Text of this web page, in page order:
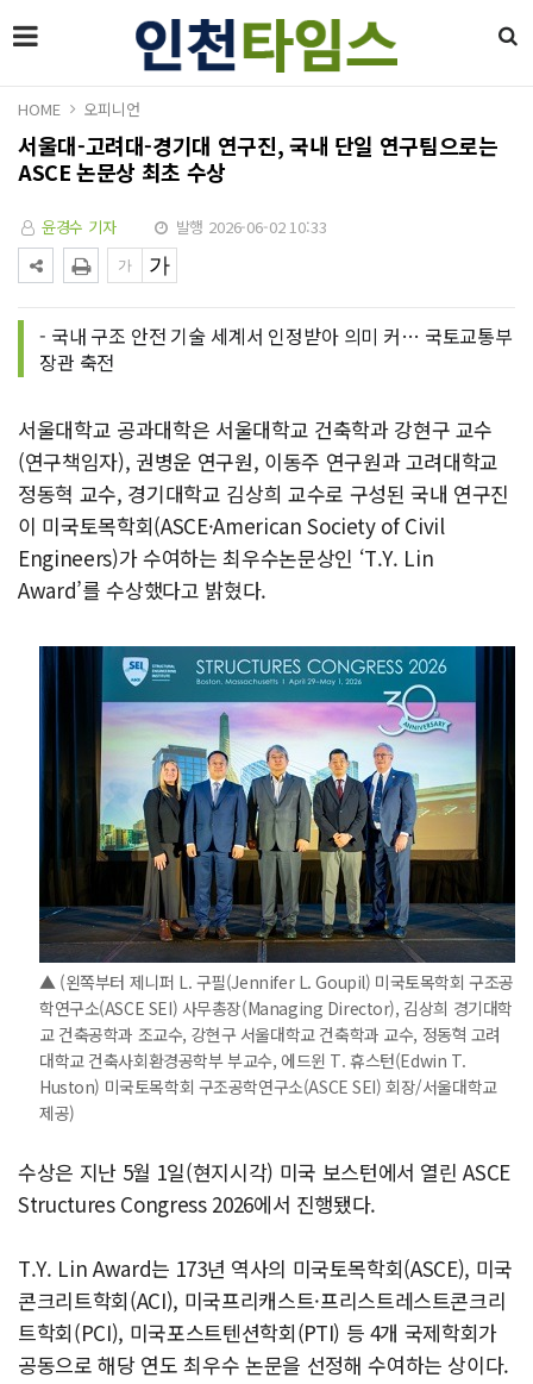
HOME 오피니언
서울대-고려대-경기대 연구진, 국내 단일 연구팀으로는
ASCE 논문상 최초 수상
윤경수 기자 발행 2026-06-02 10:33
- 국내 구조 안전 기술 세계서 인정받아 의미 커… 국토교통부
장관 축전
서울대학교 공과대학은 서울대학교 건축학과 강현구 교수
(연구책임자), 권병운 연구원, 이동주 연구원과 고려대학교
정동혁 교수, 경기대학교 김상희 교수로 구성된 국내 연구진
이 미국토목학회(ASCE·American Society of Civil
Engineers)가 수여하는 최우수논문상인 ‘T.Y. Lin
Award’를 수상했다고 밝혔다.
▲ (왼쪽부터 제니퍼 L. 구필(Jennifer L. Goupil) 미국토목학회 구조공
학연구소(ASCE SEI) 사무총장(Managing Director), 김상희 경기대학
교 건축공학과 조교수, 강현구 서울대학교 건축학과 교수, 정동혁 고려
대학교 건축사회환경공학부 부교수, 에드윈 T. 휴스턴(Edwin T.
Huston) 미국토목학회 구조공학연구소(ASCE SEI) 회장/서울대학교
제공)
수상은 지난 5월 1일(현지시각) 미국 보스턴에서 열린 ASCE
Structures Congress 2026에서 진행됐다.
T.Y. Lin Award는 173년 역사의 미국토목학회(ASCE), 미국
콘크리트학회(ACI), 미국프리캐스트·프리스트레스트콘크리
트학회(PCI), 미국포스트텐션학회(PTI) 등 4개 국제학회가
공동으로 해당 연도 최우수 논문을 선정해 수여하는 상이다.